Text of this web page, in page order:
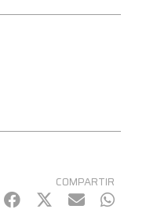
COMPARTIR
Facebook
Twitter
mail WhatsApp